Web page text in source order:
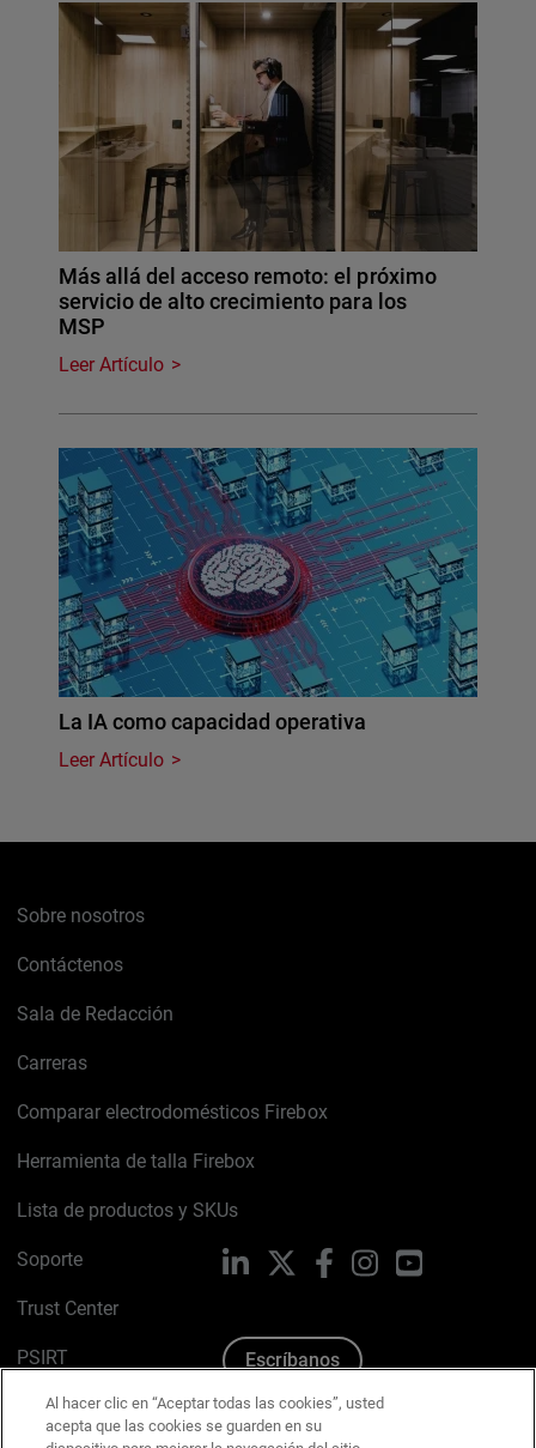
Más allá del acceso remoto: el próximo
servicio de alto crecimiento para los
MSP
Leer Artículo
La IA como capacidad operativa
Leer Artículo
Sobre nosotros
Contáctenos
Sala de Redacción
Carreras
Comparar electrodomésticos Firebox
Herramienta de talla Firebox
Lista de productos y SKUs
Soporte
Trust Center
PSIRT
Política de cookies
LinkedIn FacebookInstagramYouTube
Escríbanos
Al hacer clic en “Aceptar todas las cookies”, usted
acepta que las cookies se guarden en su